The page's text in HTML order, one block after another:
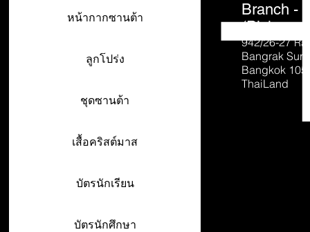
หน้ากากซานต้า
ลูกโปร่ง
ชุดซานต้า
เสื้อคริสต์มาส
บัตรนักเรียน
บัตรนักศึกษา
Branch -
(Pick-up
942/26-27
Bangrak
Bangkok
ThaiLand